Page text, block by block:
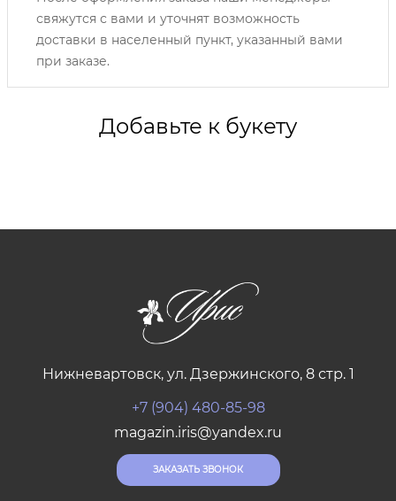
свяжутся с вами и уточнят возможность
доставки в населенный пункт, указанный вами
при заказе.
Добавьте к букету
Нижневартовск, ул. Дзержинского, 8 стр. 1
+7 (904) 480-85-98
magazin.iris@yandex.ru
ЗАКАЗАТЬ ЗВОНОК